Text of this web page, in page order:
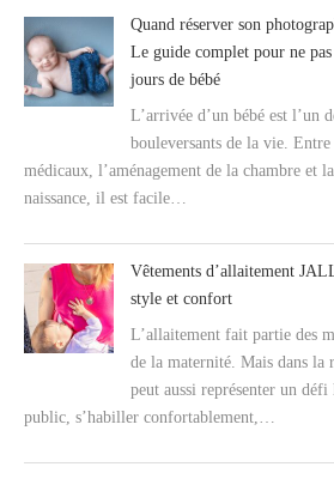
Quand réserver son
Le guide complet pour ne
jours de bébé
L’arrivée d’un bébé est l’un
bouleversants de la vie.
médicaux, l’aménagement de la chambre et
naissance, il est facile…
Vêtements d’allaitement
style et confort
L’allaitement fait partie des
de la maternité. Mais dans la
peut aussi représenter un
public, s’habiller confortablement,…